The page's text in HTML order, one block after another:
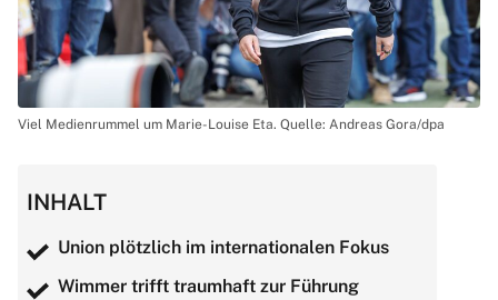
Viel Medienrummel um Marie-Louise Eta. Quelle: Andreas Gora/dpa
INHALT
Union plötzlich im internationalen Fokus
Wimmer trifft traumhaft zur Führung